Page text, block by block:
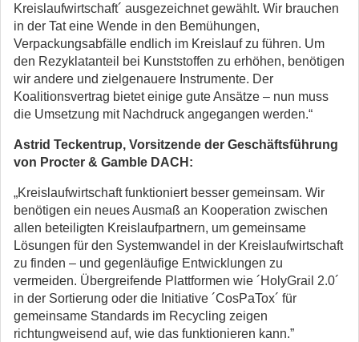
Kreislaufwirtschaft´ ausgezeichnet gewählt. Wir brauchen
in der Tat eine Wende in den Bemühungen,
Verpackungsabfälle endlich im Kreislauf zu führen. Um
den Rezyklatanteil bei Kunststoffen zu erhöhen, benötigen
wir andere und zielgenauere Instrumente. Der
Koalitionsvertrag bietet einige gute Ansätze – nun muss
die Umsetzung mit Nachdruck angegangen werden.“
Astrid Teckentrup, Vorsitzende der Geschäftsführung
von Procter & Gamble DACH:
„Kreislaufwirtschaft funktioniert besser gemeinsam. Wir
benötigen ein neues Ausmaß an Kooperation zwischen
allen beteiligten Kreislaufpartnern, um gemeinsame
Lösungen für den Systemwandel in der Kreislaufwirtschaft
zu finden – und gegenläufige Entwicklungen zu
vermeiden. Übergreifende Plattformen wie ´HolyGrail 2.0´
in der Sortierung oder die Initiative ´CosPaTox´ für
gemeinsame Standards im Recycling zeigen
richtungweisend auf, wie das funktionieren kann.”